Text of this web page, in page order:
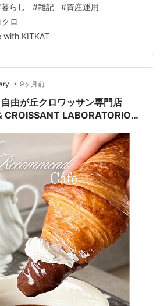
払いの際には サンマルクホールディ
を見せて20%オフ♪ 20％は有難いで
ルディングス…
暮らし #雑記 #資産運用
ロ
with KITKAT
• 9ヶ月前
自由が丘クロワッサン専門店
CROISSANT LABORATORIO」